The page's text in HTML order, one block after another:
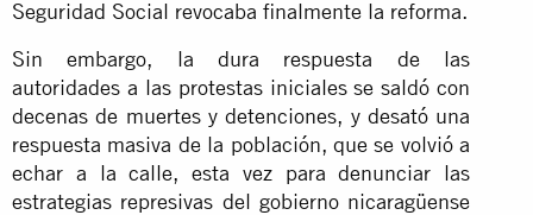
Seguridad Social revocaba finalmente la reforma.
Sin embargo, la dura respuesta de las
autoridades a las protestas iniciales se saldó con
decenas de muertes y detenciones, y desató una
respuesta masiva de la población, que se volvió a
echar a la calle, esta vez para denunciar las
estrategias represivas del gobierno nicaragüense